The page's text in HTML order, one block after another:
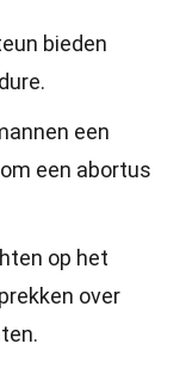
bieden
een
een abortus
op het
over